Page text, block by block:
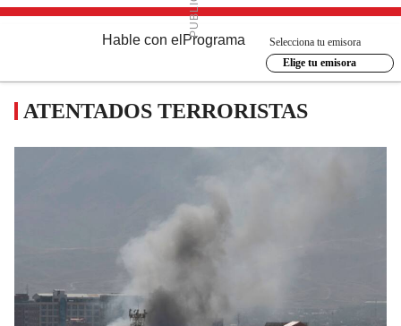
Hable con el Programa
Selecciona tu emisora
Elige tu emisora
ATENTADOS TERRORISTAS